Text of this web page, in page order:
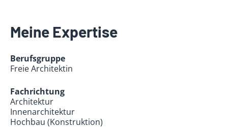
Meine Expertise
Berufsgruppe
Freie Architektin
Fachrichtung
Architektur
Innenarchitektur
Hochbau (Konstruktion)